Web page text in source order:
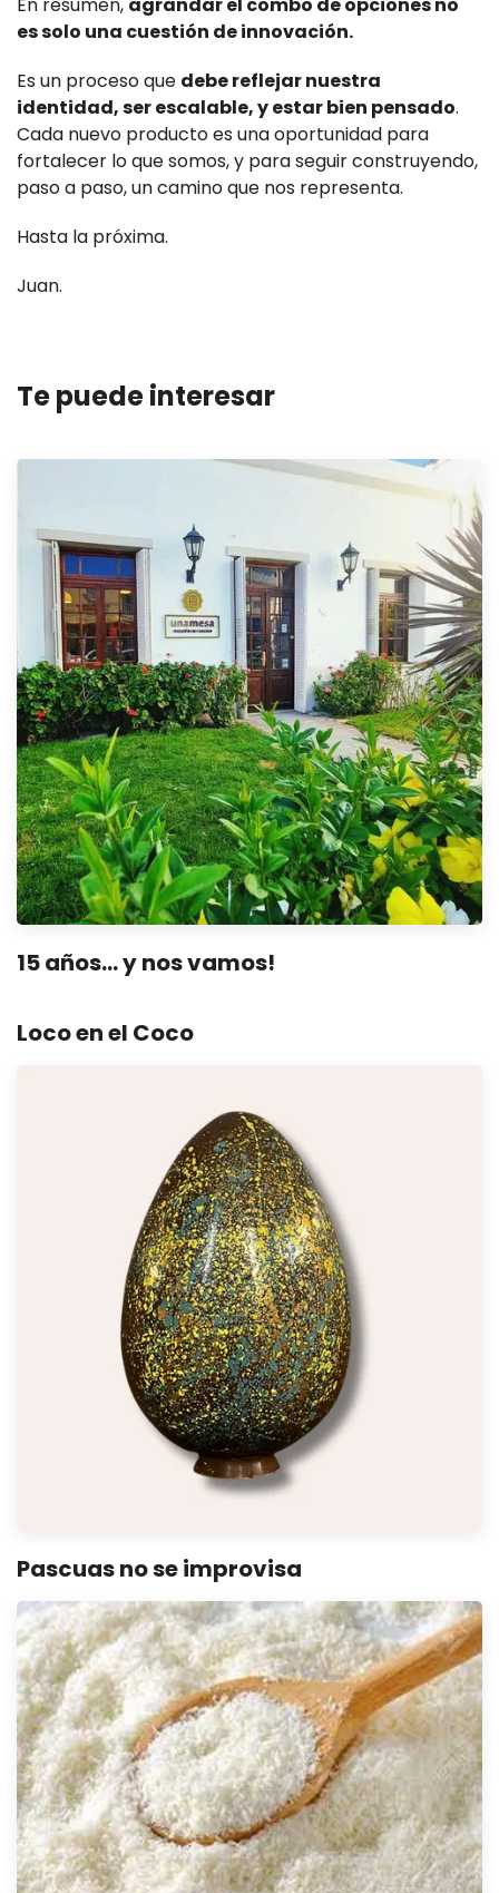
En resumen, agrandar el combo de opciones no
es solo una cuestión de innovación.
Es un proceso que debe reflejar nuestra
identidad, ser escalable, y estar bien pensado.
Cada nuevo producto es una oportunidad para
fortalecer lo que somos, y para seguir construyendo,
paso a paso, un camino que nos representa.
Hasta la próxima.
Juan.
Te puede interesar
15 años… y nos vamos!
Loco en el Coco
Pascuas no se improvisa